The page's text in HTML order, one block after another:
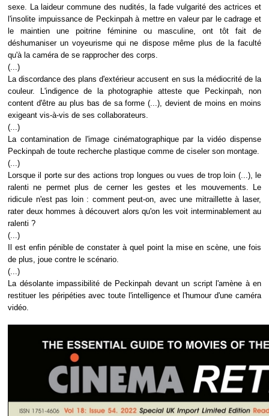
sexe. La laideur commune des nudités, la fade vulgarité des actrices et
l'insolite impuissance de Peckinpah à mettre en valeur par le cadrage et
le maintien une poitrine féminine ou masculine, ont tôt fait de
déshumaniser un voyeurisme qui ne dispose même plus de la faculté
qu'à la caméra de se rapprocher des corps.
(...)
La discordance des plans d'extérieur accusent en sus la médiocrité de la
couleur. L'indigence de la photographie atteste que Peckinpah, non
content d'être au plus bas de sa forme (...), devient de moins en moins
exigeant vis-à-vis de ses collaborateurs.
(...)
La contamination de l'image cinématographique par la vidéo dispense
Peckinpah de toute recherche plastique comme de ciseler son montage.
(...)
Lorsque il porte sur des actions trop longues ou vues de trop loin (...), le
ralenti ne permet plus de cerner les gestes et les mouvements. Le
ridicule n'est pas loin : comment peut-on, avec une mitraillette à laser,
rater deux hommes à découvert alors qu'on les voit interminablement au
ralenti ?
(...)
Il est enfin pénible de constater à quel point la mise en scène, une fois
de plus, joue contre le scénario.
(...)
La désolante impassibilité de Peckinpah devant un script l'amène à en
restituer les péripéties avec toute l'intelligence et l'humour d'une caméra
vidéo.